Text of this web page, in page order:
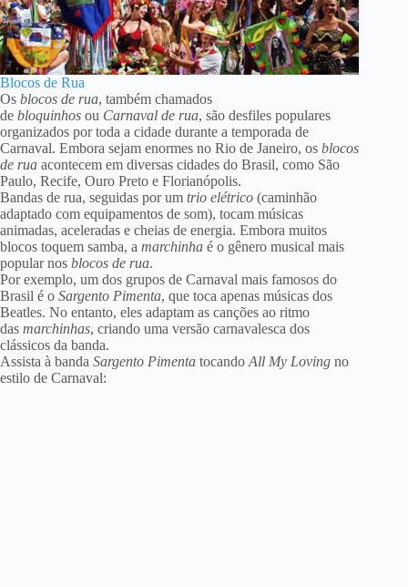
Blocos de Rua
Os blocos de rua, também chamados
de bloquinhos ou Carnaval de rua, são desfiles populares
organizados por toda a cidade durante a temporada de
Carnaval. Embora sejam enormes no Rio de Janeiro, os blocos
de rua acontecem em diversas cidades do Brasil, como São
Paulo, Recife, Ouro Preto e Florianópolis.
Bandas de rua, seguidas por um trio elétrico (caminhão
adaptado com equipamentos de som), tocam músicas
animadas, aceleradas e cheias de energia. Embora muitos
blocos toquem samba, a marchinha é o gênero musical mais
popular nos blocos de rua.
Por exemplo, um dos grupos de Carnaval mais famosos do
Brasil é o Sargento Pimenta, que toca apenas músicas dos
Beatles. No entanto, eles adaptam as canções ao ritmo
das marchinhas, criando uma versão carnavalesca dos
clássicos da banda.
Assista à banda Sargento Pimenta tocando All My Loving no
estilo de Carnaval: